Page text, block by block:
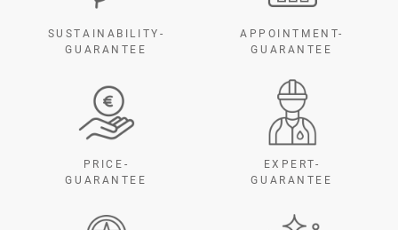
SUSTAINABILITY-
GUARANTEE
APPOINTMENT-
GUARANTEE
PRICE-
GUARANTEE
EXPERT-
GUARANTEE